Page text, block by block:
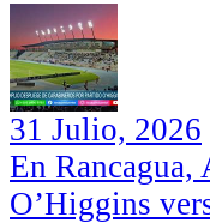
31 Julio, 2026
En
O’Higgins